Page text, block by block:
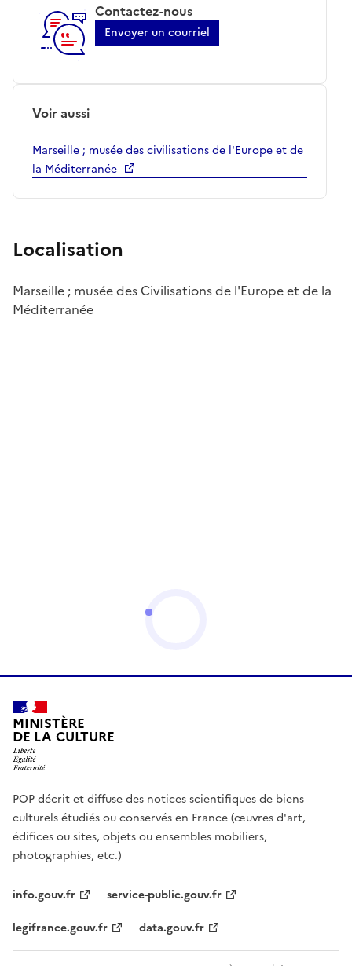
Contactez-nous
Envoyer un courriel
Voir aussi
Marseille ; musée des civilisations de l'Europe et de
la Méditerranée
Localisation
Marseille ; musée des Civilisations de l'Europe et de la
Méditerranée
MINISTÈRE
DE LA CULTURE
POP décrit et diffuse des notices scientifiques de biens
culturels étudiés ou conservés en France (œuvres d'art,
édifices ou sites, objets ou ensembles mobiliers,
photographies, etc.)
info.gouv.fr
service-public.gouv.fr
legifrance.gouv.fr
data.gouv.fr